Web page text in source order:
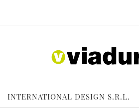
INTERNATIONAL DESIGN S.R.L.